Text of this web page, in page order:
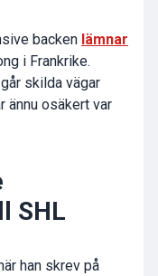
backen lämnar
i Frankrike.
skilda vägar
ännu osäkert var
SHL
han skrev på